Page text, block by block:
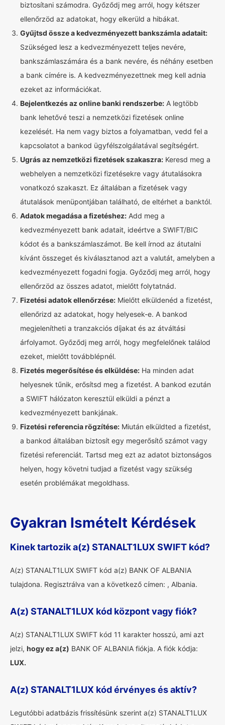
biztosítani számodra. Győződj meg arról, hogy kétszer
ellenőrzöd az adatokat, hogy elkerüld a hibákat.
Gyűjtsd össze a kedvezményezett bankszámla adatait:
Szükséged lesz a kedvezményezett teljes nevére,
bankszámlaszámára és a bank nevére, és néhány esetben
a bank címére is. A kedvezményezettnek meg kell adnia
ezeket az információkat.
Bejelentkezés az online banki rendszerbe: A legtöbb
bank lehetővé teszi a nemzetközi fizetések online
kezelését. Ha nem vagy biztos a folyamatban, vedd fel a
kapcsolatot a bankod ügyfélszolgálatával segítségért.
Ugrás az nemzetközi fizetések szakaszra: Keresd meg a
webhelyen a nemzetközi fizetésekre vagy átutalásokra
vonatkozó szakaszt. Ez általában a fizetések vagy
átutalások menüpontjában található, de eltérhet a banktól.
Adatok megadása a fizetéshez: Add meg a
kedvezményezett bank adatait, ideértve a SWIFT/BIC
kódot és a bankszámlaszámot. Be kell írnod az átutalni
kívánt összeget és kiválasztanod azt a valutát, amelyben a
kedvezményezett fogadni fogja. Győződj meg arról, hogy
ellenőrzöd az összes adatot, mielőtt folytatnád.
Fizetési adatok ellenőrzése: Mielőtt elküldenéd a fizetést,
ellenőrizd az adatokat, hogy helyesek-e. A bankod
megjelenítheti a tranzakciós díjakat és az átváltási
árfolyamot. Győződj meg arról, hogy megfelelőnek találod
ezeket, mielőtt továbblépnél.
Fizetés megerősítése és elküldése: Ha minden adat
helyesnek tűnik, erősítsd meg a fizetést. A bankod ezután
a SWIFT hálózaton keresztül elküldi a pénzt a
kedvezményezett bankjának.
Fizetési referencia rögzítése: Miután elküldted a fizetést,
a bankod általában biztosít egy megerősítő számot vagy
fizetési referenciát. Tartsd meg ezt az adatot biztonságos
helyen, hogy követni tudjad a fizetést vagy szükség
esetén problémákat megoldhass.
Gyakran Ismételt Kérdések
Kinek tartozik a(z) STANALT1LUX SWIFT kód?
A(z) STANALT1LUX SWIFT kód a(z) BANK OF ALBANIA
tulajdona. Regisztrálva van a következő címen: , Albania.
A(z) STANALT1LUX kód központ vagy fiók?
A(z) STANALT1LUX SWIFT kód 11 karakter hosszú, ami azt
jelzi, hogy ez a(z) BANK OF ALBANIA fiókja. A fiók kódja:
LUX.
A(z) STANALT1LUX kód érvényes és aktív?
Legutóbbi adatbázis frissítésünk szerint a(z) STANALT1LUX